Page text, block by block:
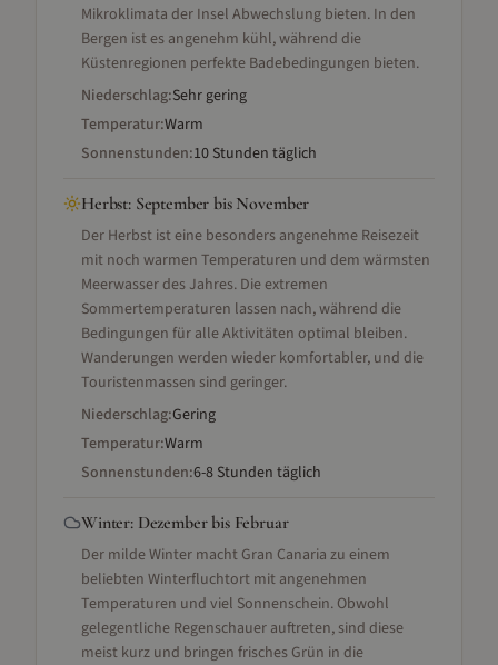
Mikroklimata der Insel Abwechslung bieten. In den
Bergen ist es angenehm kühl, während die
Küstenregionen perfekte Badebedingungen bieten.
Niederschlag:Sehr gering
Temperatur:Warm
Sonnenstunden:10 Stunden täglich
Herbst: September bis November
Der Herbst ist eine besonders angenehme Reisezeit
mit noch warmen Temperaturen und dem wärmsten
Meerwasser des Jahres. Die extremen
Sommertemperaturen lassen nach, während die
Bedingungen für alle Aktivitäten optimal bleiben.
Wanderungen werden wieder komfortabler, und die
Touristenmassen sind geringer.
Niederschlag:Gering
Temperatur:Warm
Sonnenstunden:6-8 Stunden täglich
Winter: Dezember bis Februar
Der milde Winter macht Gran Canaria zu einem
beliebten Winterfluchtort mit angenehmen
Temperaturen und viel Sonnenschein. Obwohl
gelegentliche Regenschauer auftreten, sind diese
meist kurz und bringen frisches Grün in die